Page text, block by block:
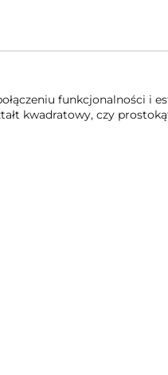
funkcjonalności i
kwadratowy, czy